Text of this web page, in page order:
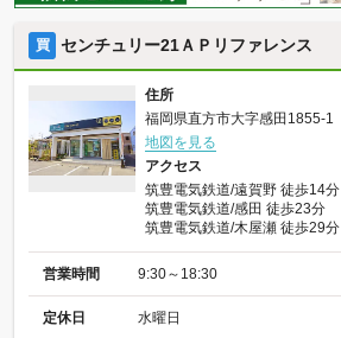
買 センチュリー21ＡＰリファレンス
住所
福岡県直方市大字感田1855-1
地図を見る
アクセス
筑豊電気鉄道/遠賀野 徒歩14分
筑豊電気鉄道/感田 徒歩23分
筑豊電気鉄道/木屋瀬 徒歩29分
営業時間 9:30～18:30
定休日 水曜日